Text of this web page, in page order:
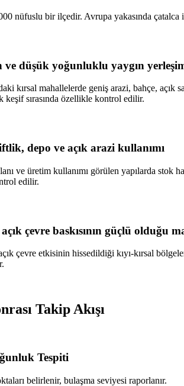
nüfuslu bir ilçedir. Avrupa yakasında
ve düşük yoğunluklu yaygın
kırsal mahallelerde geniş arazi, bahçe,
keşif sırasında özellikle kontrol edilir.
depo ve açık arazi kullanımı
ve üretim kullanımı görülen yapılarda stok
edilir.
çevre baskısının güçlü olduğu
çevre etkisinin hissedildiği kıyı-kırsal
Takip Akışı
Tespiti
belirlenir, bulaşma seviyesi raporlanır.